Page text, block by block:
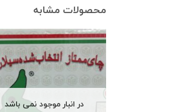
محصولات مشابه
در انبار موجود نمی باشد